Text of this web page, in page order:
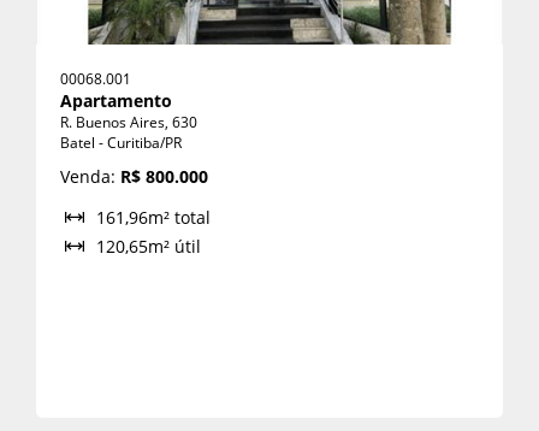
00068.001
Apartamento
R. Buenos Aires, 630
Batel - Curitiba/PR
Venda: R$ 800.000
161,96m² total
120,65m² útil